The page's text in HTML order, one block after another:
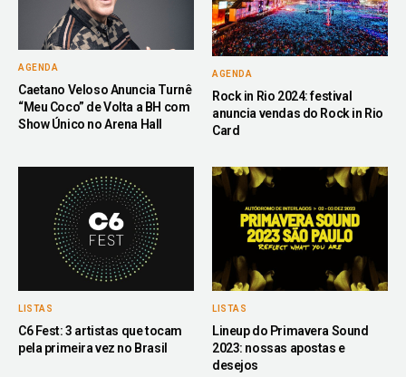
AGENDA
Caetano Veloso Anuncia Turnê
“Meu Coco” de Volta a BH com
Show Único no Arena Hall
AGENDA
Rock in Rio 2024: festival
anuncia vendas do Rock in Rio
Card
LISTAS
C6 Fest: 3 artistas que tocam
pela primeira vez no Brasil
LISTAS
Lineup do Primavera Sound
2023: nossas apostas e
desejos